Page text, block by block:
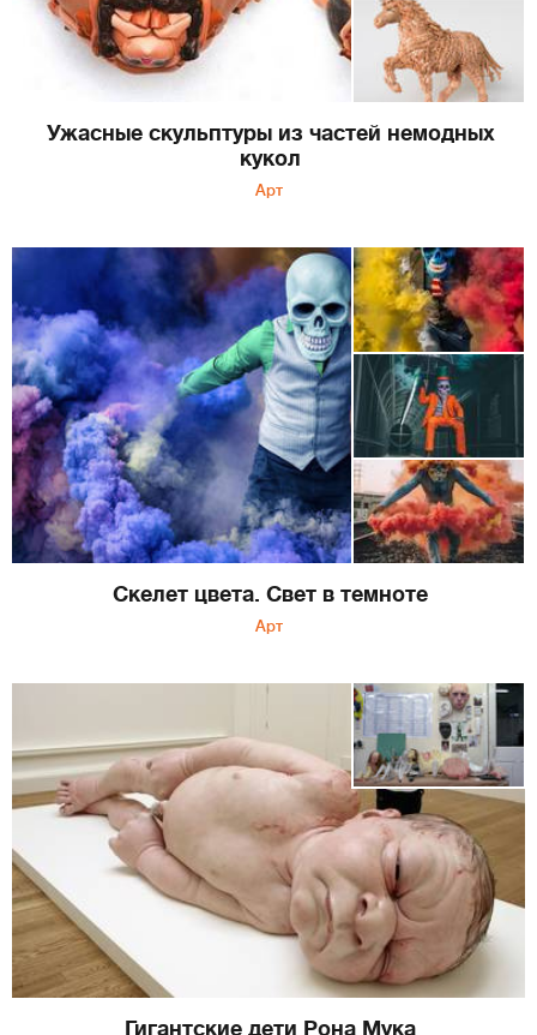
Ужасные скульптуры из частей немодных
кукол
Арт
Скелет цвета. Свет в темноте
Арт
Гигантские дети Рона Мука